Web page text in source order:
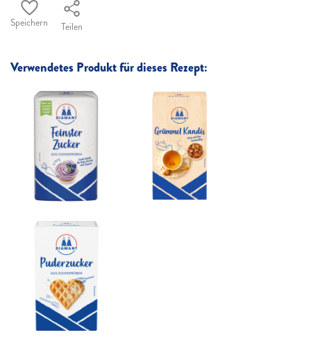
Speichern Teilen
Verwendetes Produkt für dieses Rezept: